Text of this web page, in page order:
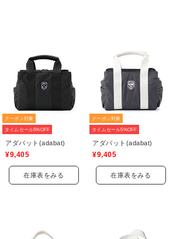
クーポン対象
タイムセール5%OFF
アダバット(adabat)
¥9,405
在庫表をみる
クーポン対象
タイムセール5%OFF
アダバット(adabat)
¥9,405
在庫表をみる